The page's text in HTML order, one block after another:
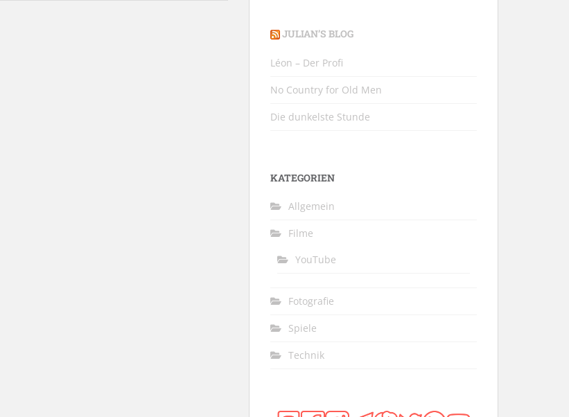
JULIAN’S BLOG
Léon – Der Profi
No Country for Old Men
Die dunkelste Stunde
KATEGORIEN
Allgemein
Filme
YouTube
Fotografie
Spiele
Technik